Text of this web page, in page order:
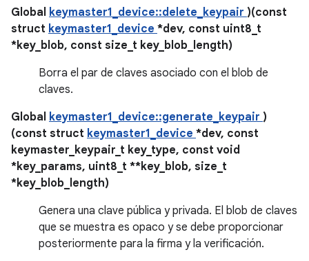
Global keymaster1_device::delete_keypair )(const
struct keymaster1_device *dev, const uint8_t
*key_blob, const size_t key_blob_length)
Borra el par de claves asociado con el blob de
claves.
Global keymaster1_device::generate_keypair )
(const struct keymaster1_device *dev, const
keymaster_keypair_t key_type, const void
*key_params, uint8_t **key_blob, size_t
*key_blob_length)
Genera una clave pública y privada. El blob de claves
que se muestra es opaco y se debe proporcionar
posteriormente para la firma y la verificación.